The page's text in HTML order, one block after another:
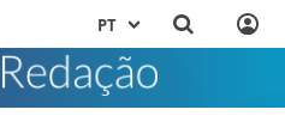
PT